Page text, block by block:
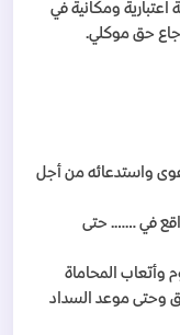
ومكانية في
حق موكلي.
واستدعائه من أجل
في ……. حتى
وأتعاب المحاماة
وحتى موعد السداد